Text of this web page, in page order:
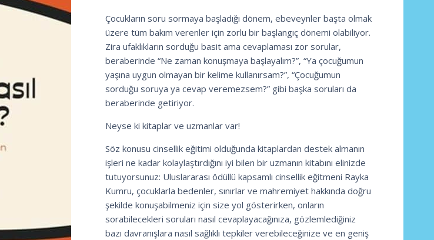
Çocukların soru sormaya başladığı dönem, ebeveynler başta olmak
üzere tüm bakım verenler için zorlu bir başlangıç dönemi olabiliyor.
Zira ufaklıkların sorduğu basit ama cevaplaması zor sorular,
beraberinde “Ne zaman konuşmaya başlayalım?”, “Ya çocuğumun
yaşına uygun olmayan bir kelime kullanırsam?”, “Çocuğumun
sorduğu soruya ya cevap veremezsem?” gibi başka soruları da
beraberinde getiriyor.
Neyse ki kitaplar ve uzmanlar var!
Söz konusu cinsellik eğitimi olduğunda kitaplardan destek almanın
işleri ne kadar kolaylaştırdığını iyi bilen bir uzmanın kitabını elinizde
tutuyorsunuz: Uluslararası ödüllü kapsamlı cinsellik eğitmeni Rayka
Kumru, çocuklarla bedenler, sınırlar ve mahremiyet hakkında doğru
şekilde konuşabilmeniz için size yol gösterirken, onların
sorabilecekleri soruları nasıl cevaplayacağınıza, gözlemlediğiniz
bazı davranışlara nasıl sağlıklı tepkiler verebileceğinize ve en geniş